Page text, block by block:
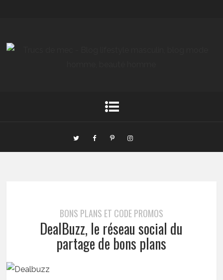
BONS PLANS ET CODE PROMOS
DealBuzz, le réseau social du
partage de bons plans